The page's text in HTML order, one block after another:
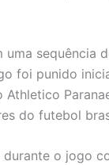
uma sequência
foi punido
do futebol
o jogo